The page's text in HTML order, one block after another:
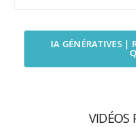
IA GÉNÉRATIVES |
VIDÉOS